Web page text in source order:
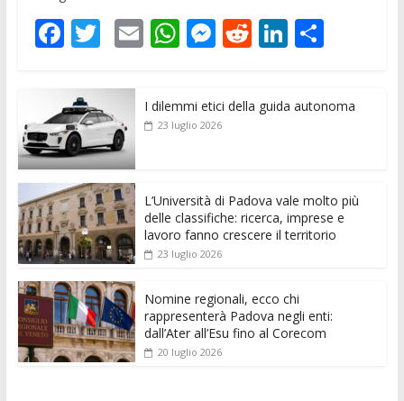
F
e
b
o
o
k
T
itt
er
E
ai
l
W
s
p
M
ss
e
er
R
di
Li
e
C
di
I dilemmi etici della guida autonoma
23 luglio 2026
L’Università di Padova vale molto più
delle classifiche: ricerca, imprese e
lavoro fanno crescere il territorio
23 luglio 2026
Nomine regionali, ecco chi
rappresenterà Padova negli enti:
dall’Ater all’Esu fino al Corecom
20 luglio 2026